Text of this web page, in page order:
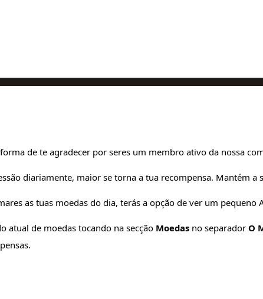
de te agradecer por seres um membro ativo da nossa
diariamente, maior se torna a tua recompensa. Mantém a
as tuas moedas do dia, terás a opção de ver um pequeno
atual de moedas tocando na secção Moedas no separador O